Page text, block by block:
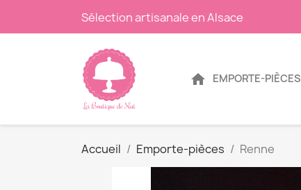
Sélection artisanale en Alsace
home EMPORTE-PIÈCES
Accueil Emporte-pièces Renne